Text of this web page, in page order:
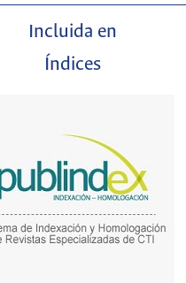
Incluida en
Índices